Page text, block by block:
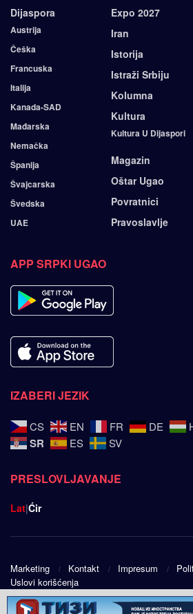
Dijaspora
Austrija
Češka
Francuska
Italija
Kanada-SAD
Mađarska
Nemačka
Španija
Švajcarska
Švedska
UAE
Expo 2027
Iran
Istorija
Istraži Srbiju
Kolumna
Kultura
Kultura U Dijaspori
Magazin
Oštar Ugao
Povratnici
Pravoslavlje
APP SRPKI UGAO
IZABERI JEZIK
CS EN FR DE
SR ES SV
PRESLOVLJAVANJE
Lat|Ćir
Marketing Kontakt Impresum
Uslovi korišćenja
© 2025Srpski ugao - Design byPublic Eye doo